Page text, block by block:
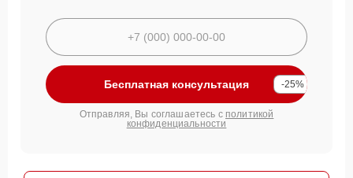
Бесплатная консультация -25%
Отправляя, Вы соглашаетесь с политикой
конфиденциальности